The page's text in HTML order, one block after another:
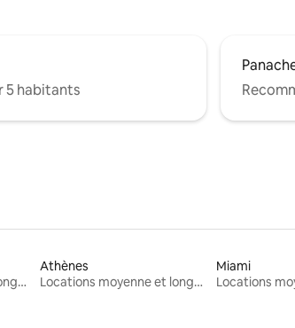
5 habitants
Locations moyenne et longue durée
Athènes
Locations moyenne et longue durée
Miami